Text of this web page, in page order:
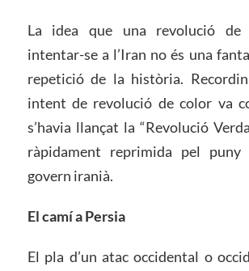
La idea que una revolució de
intentar-se a l’Iran no és una
repetició de la història.
intent de revolució de color va
s’havia llançat la “Revolució
ràpidament reprimida pel
govern iranià.
El camí a Persia
El pla d’un atac occidental o